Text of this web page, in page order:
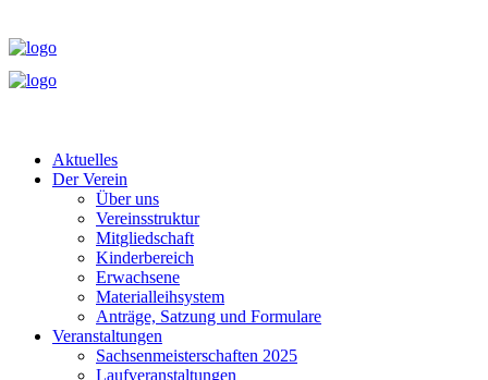
Aktuelles
Der Verein
Über uns
Vereinsstruktur
Mitgliedschaft
Kinderbereich
Erwachsene
Materialleihsystem
Anträge, Satzung und Formulare
Veranstaltungen
Sachsenmeisterschaften 2025
Laufveranstaltungen